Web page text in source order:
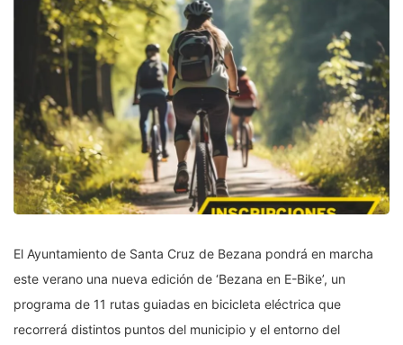
El Ayuntamiento de Santa Cruz de Bezana pondrá en marcha
este verano una nueva edición de ‘Bezana en E-Bike’, un
programa de 11 rutas guiadas en bicicleta eléctrica que
recorrerá distintos puntos del municipio y el entorno del